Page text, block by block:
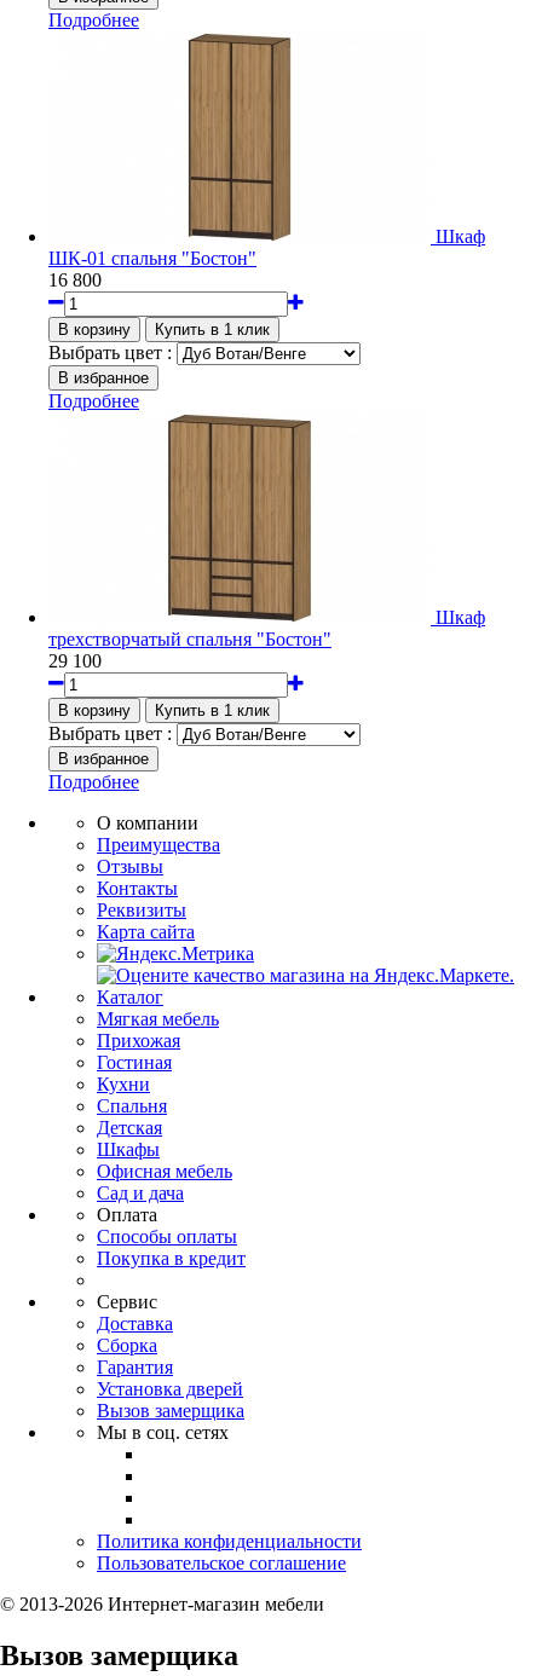
Подробнее
Шкаф
ШК-01 спальня "Бостон"
16 800
Выбрать цвет :
Подробнее
Шкаф
трехстворчатый спальня "Бостон"
29 100
Выбрать цвет :
Подробнее
О компании
Преимущества
Отзывы
Контакты
Реквизиты
Карта сайта
Каталог
Мягкая мебель
Прихожая
Гостиная
Кухни
Спальня
Детская
Шкафы
Офисная мебель
Сад и дача
Оплата
Способы оплаты
Покупка в кредит
Сервис
Доставка
Сборка
Гарантия
Установка дверей
Вызов замерщика
Мы в соц. сетях
Политика конфиденциальности
Пользовательское соглашение
© 2013-2026 Интернет-магазин мебели
Вызов замерщика